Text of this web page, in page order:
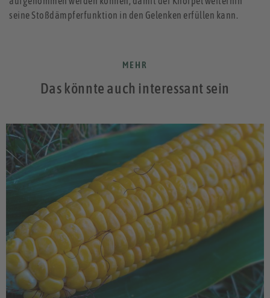
seine Stoßdämpferfunktion in den Gelenken erfüllen kann.
MEHR
Das könnte auch interessant sein